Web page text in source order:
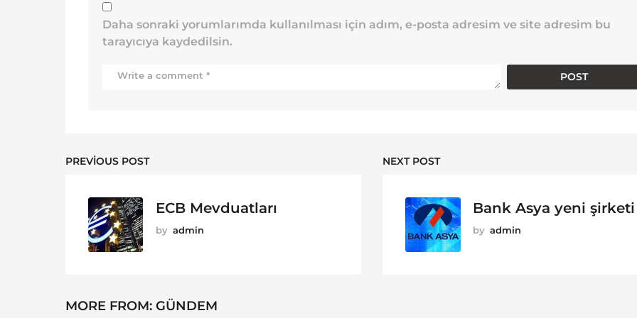
Daha sonraki yorumlarımda kullanılması için adım, e-posta adresim ve site adresim bu
tarayıcıya kaydedilsin.
PREVIOUS POST
ECB Mevduatları
by admin
NEXT POST
Bank Asya yeni şirketi
by admin
MORE FROM: GÜNDEM